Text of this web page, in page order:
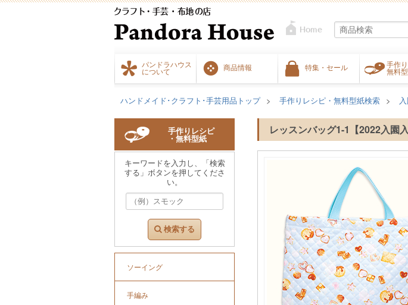
パンドラハウス
について
商品情報 特集・セール
手作
無料
ハンドメイド･クラフト･手芸用品トップ 手作りレシピ・無料型紙検索
レッスンバッグ1-1【2022入園
手作りレシピ
・無料型紙
キーワードを入力し、「検索
する」ボタンを押してくださ
い。
検索する
ソーイング
手編み